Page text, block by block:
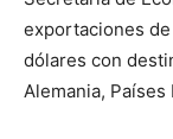
exportaciones
dólares con
Alemania, Países